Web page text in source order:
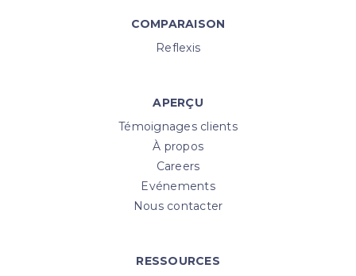
COMPARAISON
Reflexis
APERÇU
Témoignages clients
À propos
Careers
Evénements
Nous contacter
RESSOURCES